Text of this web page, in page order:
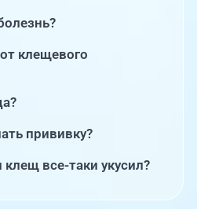
клещевого
прививку?
клещ все-таки укусил?